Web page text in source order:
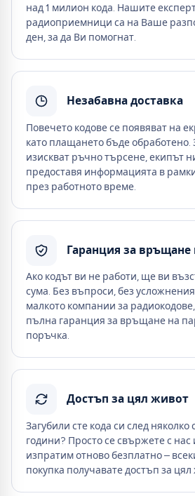
над 1 милион кода. Нашите
радиоприемници са на Ваше
ден, за да Ви помогнат.
Незабавна доставка
Повечето кодове се появяват на
като плащането бъде обработено.
изискват ръчно търсене, екипът
предоставя информацията в
през работното време.
Гаранция за връщане
Ако кодът ви не работи, ще ви
сума. Без въпроси, без
малкото компании за
пълна гаранция за връщане на
поръчка.
Достъп за цял живот
Загубили сте кода си след
години? Просто се свържете с
изпратим отново безплатно –
покупка получавате достъп за цял